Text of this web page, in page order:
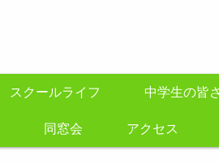
スクールライフ 中学生の皆
同窓会 アクセス